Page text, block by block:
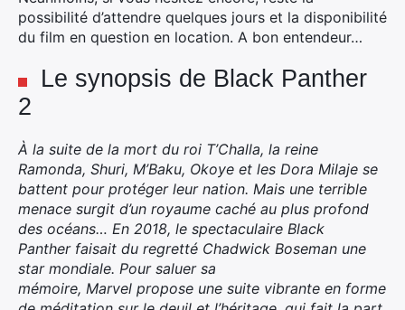
possibilité d’attendre quelques jours et la disponibilité
du film en question en location. A bon entendeur…
Le synopsis de Black Panther
2
À la suite de la mort du roi T’Challa, la reine
Ramonda, Shuri, M’Baku, Okoye et les Dora Milaje se
battent pour protéger leur nation. Mais une terrible
menace surgit d’un royaume caché au plus profond
des océans… En 2018, le spectaculaire Black
Panther faisait du regretté Chadwick Boseman une
star mondiale. Pour saluer sa
mémoire, Marvel propose une suite vibrante en forme